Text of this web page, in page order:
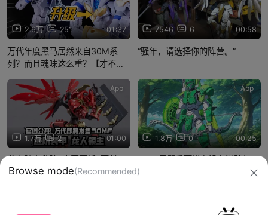
2.6万 251 01:37
万代年度黑马居然来自30M系
列？而且魂味这么重？【才不是
7546 6 00:58
“骚年，请选择你的阵营。”
1.7万 2 01:00
App
龙人骑士升阶! 官图更新! 万代
30MF新品 进阶装甲 龙人领主!
1.8万 0 00:25
App
30mf弓箭手可惜在没有进阶包
了，看看大家的混搭